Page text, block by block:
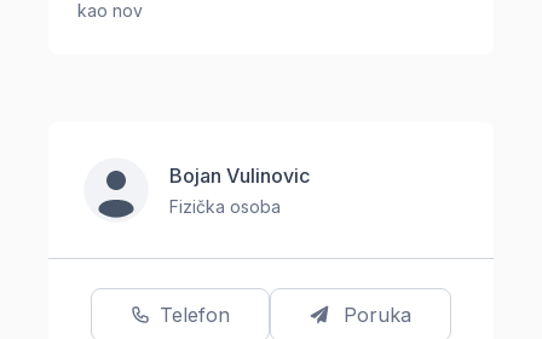
kao nov
Bojan Vulinovic
Fizička osoba
Telefon Poruka